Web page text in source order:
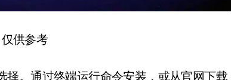
供参考
择。通过终端运行命令安装，或从官网下载